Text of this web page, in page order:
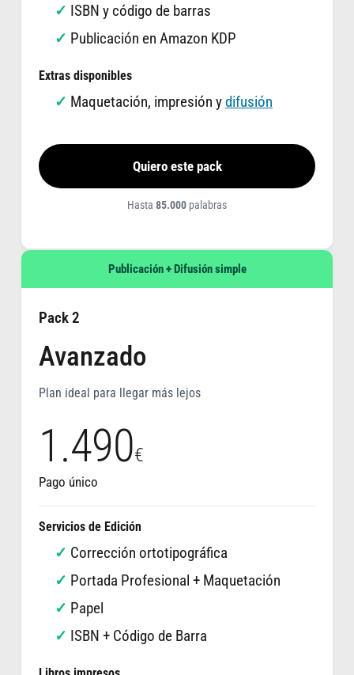
ISBN y código de barras
Publicación en Amazon KDP
Extras disponibles
Maquetación, impresión ydifusión
Quiero este pack
Hasta 85.000 palabras
Publicación + Difusión simple
Pack 2
Avanzado
Plan ideal para llegar más lejos
1.490€
Pago único
Servicios de Edición
Corrección ortotipográfica
Portada Profesional + Maquetación
Papel
ISBN + Código de Barra